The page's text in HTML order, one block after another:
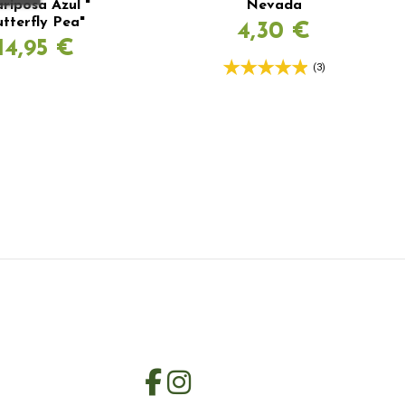
Azul "
Pea"
€
Nevada
4,30 €
(3)